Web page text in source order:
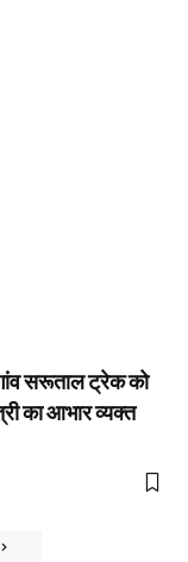
सरूताल ट्रेक को
का आभार व्यक्त